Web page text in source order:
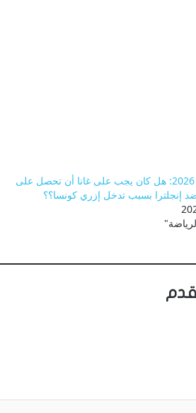
كأس العالم 2026: هل كان يجب على غانا أن تحصل على
إنجلترا بسبب تدخل إزري كونسا؟؟